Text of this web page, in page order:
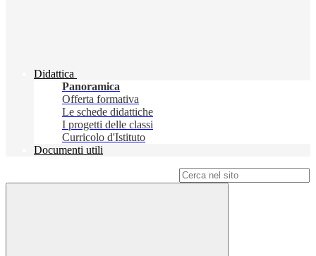
Didattica
Panoramica
Offerta formativa
Le schede didattiche
I progetti delle classi
Curricolo d'Istituto
Documenti utili